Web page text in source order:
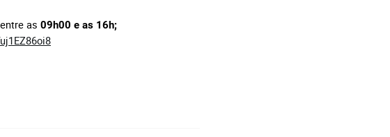
as 09h00 e as 16h;